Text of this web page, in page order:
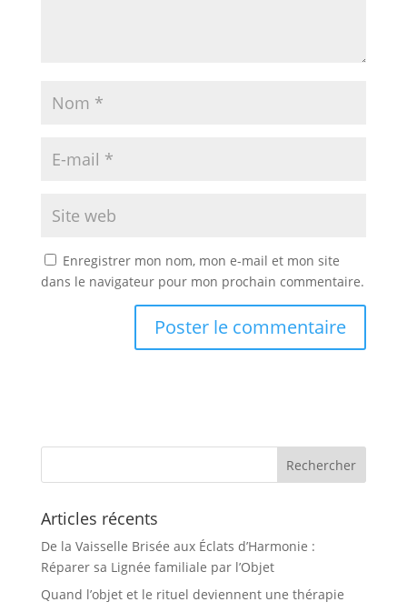
Enregistrer mon nom, mon e-mail et mon site
dans le navigateur pour mon prochain commentaire.
Articles récents
De la Vaisselle Brisée aux Éclats d’Harmonie :
Réparer sa Lignée familiale par l’Objet
Quand l’objet et le rituel deviennent une thérapie